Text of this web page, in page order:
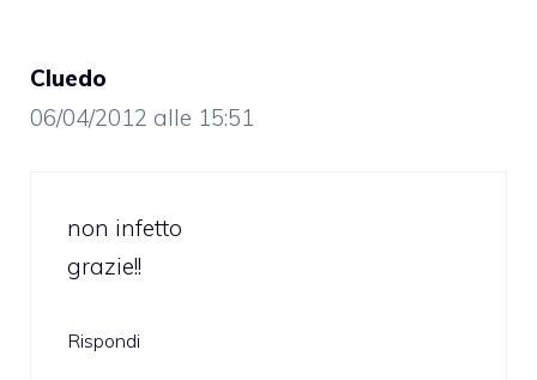
Cluedo
06/04/2012 alle 15:51
non infetto
grazie!!
Rispondi